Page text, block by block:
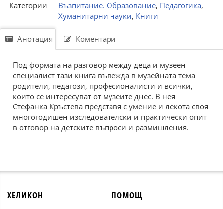
Категории
Възпитание. Образование, Педагогика,
Хуманитарни науки, Книги
Анотация Коментари
Под формата на разговор между деца и музеен
специалист тази книга въвежда в музейната тема
родители, педагози, професионалисти и всички,
които се интересуват от музеите днес. В нея
Стефанка Кръстева представя с умение и лекота своя
многогодишен изследователски и практически опит
в отговор на детските въпроси и размишления.
ХЕЛИКОН ПОМОЩ